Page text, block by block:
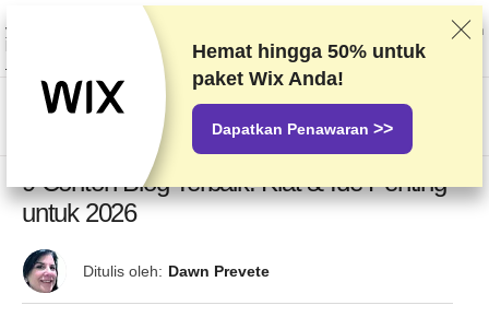
Kami memberi peringkat vendor berdasarkan pengetesan dan penelitian
yang ketat, tetapi juga mempertimbangkan umpan balik Anda dan perjanjian
komersial kami dengan penyedia. Halaman ini berisi tautan afiliasi.
9 Contoh Blog Terbaik: Kiat & Ide Penting
untuk 2026
Ditulis oleh: Dawn Prevete
Hemat hingga 50% untuk
paket Wix Anda!
Dapatkan Penawaran >>